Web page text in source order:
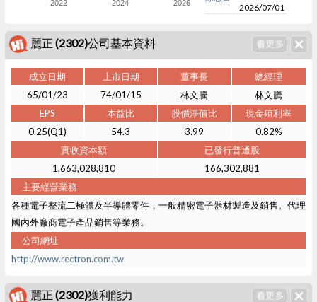
2022 2024 2026
2026/07/01
麗正 (2302)公司基本資料
成立日期 上市日期 董事長
總經理
65/01/23
74/01/15 林文騰
林文騰
EPS
本益比 股價淨值比
現金殖利率
0.25(Q1)
54.3 3.99
0.82%
實收資本額
已發行普通股
1,663,028,810
166,302,881
主要經營業務
各種電子整流二極體及半導體零件，一般精密電子器材製造及銷售。代理
國內外廠商電子產品銷售等業務。
公司網址
http://www.rectron.com.tw
麗正 (2302)獲利能力